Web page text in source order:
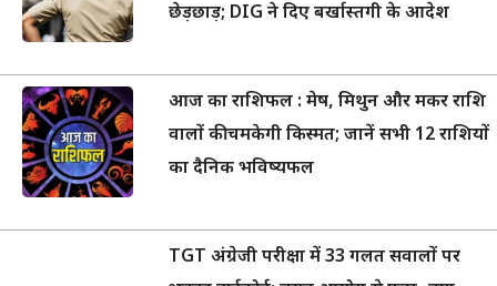
छेड़छाड़; DIG ने दिए बर्खास्तगी के आदेश
आज का राशिफल : मेष, मिथुन और मकर राशि
वालों की चमकेगी किस्मत; जानें सभी 12 राशियों
का दैनिक भविष्यफल
TGT अंग्रेजी परीक्षा में 33 गलत सवालों पर